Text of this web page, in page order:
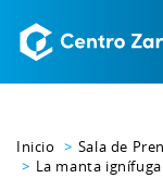
Inicio
Sala de
La manta ignífuga